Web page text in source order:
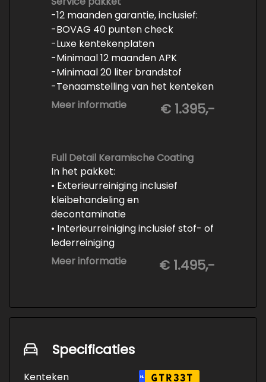
-12 maanden garantie, inclusief:
-BOVAG 40 punten check
-Luxe kentekenplaten
-Minimaal 12 maanden APK
-Minimaal 20 liter brandstof
-Tenaamstelling van het kenteken
-Vrijwaren van de inruilauto
polijsten
Meer informatie € 1.395,-
Full Detail Keramische Coating
In het pakket:
• Exterieurreiniging inclusief
kleibehandeling en
decontaminatie
• Interieurreiniging inclusief stof- of
lederreiniging
• 3-staps lakcorrectie
• Keramische Coating (+/- 5 jaar)
Meer informatie € 1.495,-
Specificaties
Kenteken NL GTR33T